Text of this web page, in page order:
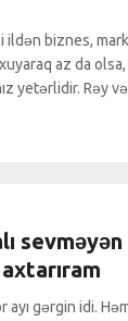
biznes,
az da
yetərlidir. Rəy
sevməyən
gərgin idi.